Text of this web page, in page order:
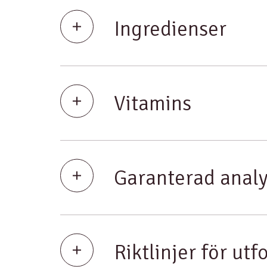
Ingredienser
Vitamins
Garanterad
Riktlinjer för